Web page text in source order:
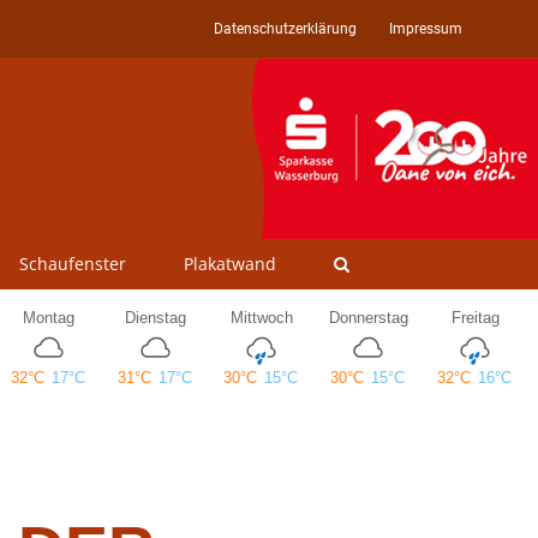
Datenschutzerklärung Impressum
Schaufenster Plakatwand